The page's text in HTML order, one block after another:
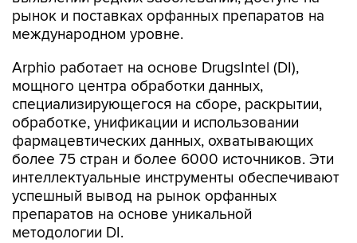
рынок и поставках орфанных препаратов на
международном уровне.
Arphio работает на основе DrugsIntel (DI),
мощного центра обработки данных,
специализирующегося на сборе, раскрытии,
обработке, унификации и использовании
фармацевтических данных, охватывающих
более 75 стран и более 6000 источников. Эти
интеллектуальные инструменты обеспечивают
успешный вывод на рынок орфанных
препаратов на основе уникальной
методологии DI.